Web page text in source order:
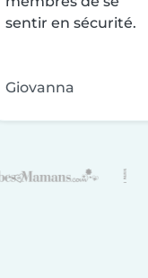
sentir en sécurité.
Giovanna